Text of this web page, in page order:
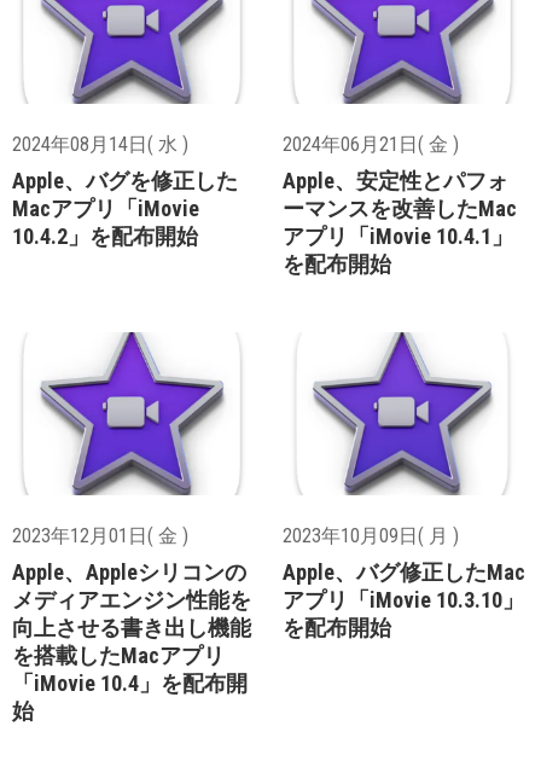
2024年08月14日( 水 )
Apple、バグを修正した
Macアプリ「iMovie
10.4.2」を配布開始
2024年06月21日( 金 )
Apple、安定性とパフォ
ーマンスを改善したMac
アプリ「iMovie 10.4.1」
を配布開始
2023年12月01日( 金 )
Apple、Appleシリコンの
メディアエンジン性能を
向上させる書き出し機能
を搭載したMacアプリ
「iMovie 10.4」を配布開
始
2023年10月09日( 月 )
Apple、バグ修正したMac
アプリ「iMovie 10.3.10」
を配布開始